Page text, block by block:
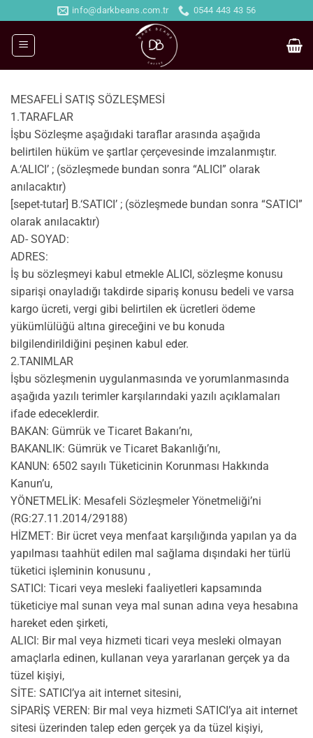
atla
info@darkbeans.com.tr 0544 443 43 56
MESAFELİ SATIŞ SÖZLEŞMESİ
1.TARAFLAR
İşbu Sözleşme aşağıdaki taraflar arasında aşağıda
belirtilen hüküm ve şartlar çerçevesinde imzalanmıştır.
A.‘ALICI’ ; (sözleşmede bundan sonra “ALICI” olarak
anılacaktır)
[sepet-tutar] B.‘SATICI’ ; (sözleşmede bundan sonra “SATICI”
olarak anılacaktır)
AD- SOYAD:
ADRES:
İş bu sözleşmeyi kabul etmekle ALICI, sözleşme konusu
siparişi onayladığı takdirde sipariş konusu bedeli ve varsa
kargo ücreti, vergi gibi belirtilen ek ücretleri ödeme
yükümlülüğü altına gireceğini ve bu konuda
bilgilendirildiğini peşinen kabul eder.
2.TANIMLAR
İşbu sözleşmenin uygulanmasında ve yorumlanmasında
aşağıda yazılı terimler karşılarındaki yazılı açıklamaları
ifade edeceklerdir.
BAKAN: Gümrük ve Ticaret Bakanı’nı,
BAKANLIK: Gümrük ve Ticaret Bakanlığı’nı,
KANUN: 6502 sayılı Tüketicinin Korunması Hakkında
Kanun’u,
YÖNETMELİK: Mesafeli Sözleşmeler Yönetmeliği’ni
(RG:27.11.2014/29188)
HİZMET: Bir ücret veya menfaat karşılığında yapılan ya da
yapılması taahhüt edilen mal sağlama dışındaki her türlü
tüketici işleminin konusunu ,
SATICI: Ticari veya mesleki faaliyetleri kapsamında
tüketiciye mal sunan veya mal sunan adına veya hesabına
hareket eden şirketi,
ALICI: Bir mal veya hizmeti ticari veya mesleki olmayan
amaçlarla edinen, kullanan veya yararlanan gerçek ya da
tüzel kişiyi,
SİTE: SATICI’ya ait internet sitesini,
SİPARİŞ VEREN: Bir mal veya hizmeti SATICI’ya ait internet
sitesi üzerinden talep eden gerçek ya da tüzel kişiyi,